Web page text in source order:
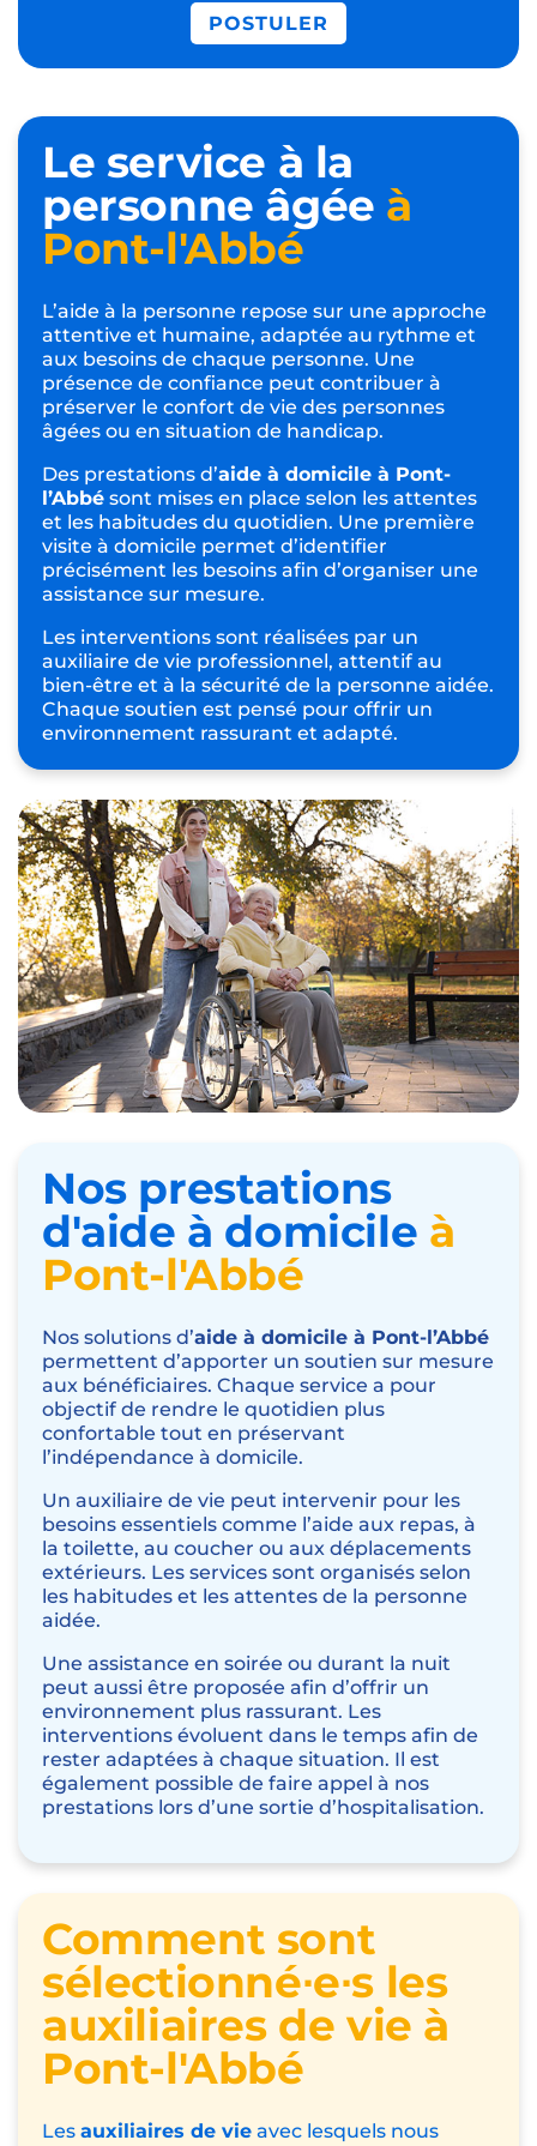
POSTULER
Le service à la
personne âgée à
Pont-l'Abbé
L’aide à la personne repose sur une approche
attentive et humaine, adaptée au rythme et
aux besoins de chaque personne. Une
présence de confiance peut contribuer à
préserver le confort de vie des personnes
âgées ou en situation de handicap.
Des prestations d’aide à domicile à Pont-
l’Abbé sont mises en place selon les attentes
et les habitudes du quotidien. Une première
visite à domicile permet d’identifier
précisément les besoins afin d’organiser une
assistance sur mesure.
Les interventions sont réalisées par un
auxiliaire de vie professionnel, attentif au
bien-être et à la sécurité de la personne aidée.
Chaque soutien est pensé pour offrir un
environnement rassurant et adapté.
Nos prestations
d'aide à domicile à
Pont-l'Abbé
Nos solutions d’aide à domicile à Pont-l’Abbé
permettent d’apporter un soutien sur mesure
aux bénéficiaires. Chaque service a pour
objectif de rendre le quotidien plus
confortable tout en préservant
l’indépendance à domicile.
Un auxiliaire de vie peut intervenir pour les
besoins essentiels comme l’aide aux repas, à
la toilette, au coucher ou aux déplacements
extérieurs. Les services sont organisés selon
les habitudes et les attentes de la personne
aidée.
Une assistance en soirée ou durant la nuit
peut aussi être proposée afin d’offrir un
environnement plus rassurant. Les
interventions évoluent dans le temps afin de
rester adaptées à chaque situation. Il est
également possible de faire appel à nos
prestations lors d’une sortie d’hospitalisation.
Comment sont
sélectionné∙e∙s les
auxiliaires de vie à
Pont-l'Abbé
Les auxiliaires de vie avec lesquels nous